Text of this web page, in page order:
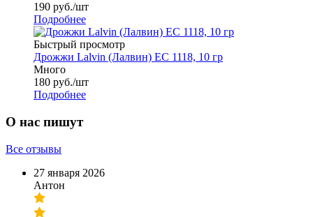
190 руб./шт
Подробнее
Быстрый просмотр
Дрожжи Lalvin (Лалвин) EC 1118, 10 гр
Много
180 руб./шт
Подробнее
О нас пишут
Все отзывы
27 января 2026
Антон